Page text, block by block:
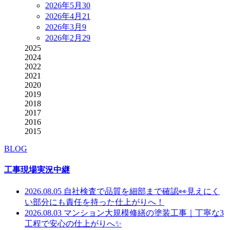
2026年5月 30
2026年4月 21
2026年3月 9
2026年2月 29
2025
2024
2022
2021
2020
2019
2018
2017
2016
2015
BLOG
工事現場実況中継
2026.08.05 自社検査で品質を細部まで確認👀見えにく
い部分にも責任を持った仕上がりへ！
2026.08.03 マンション大規模修繕の塗装工事｜丁寧な3
工程で安心の仕上がりへ✨